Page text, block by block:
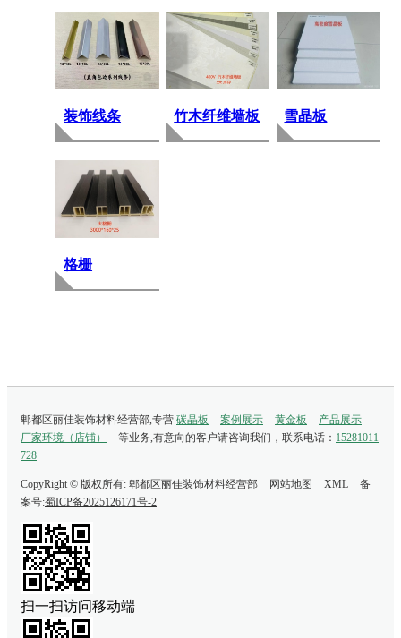
装饰线条 竹木纤维墙板 雪晶板
格栅
郫都区丽佳装饰材料经营部,专营 碳晶板 案例展示 黄金板
产品展示
厂家环境（店铺）
等业务,有意向的客户请咨询我们，联系电话： 15281011
728
CopyRight © 版权所有: 郫都区丽佳装饰材料经营部 网站地图 XML
备
案号:蜀ICP备2025126171号-2
扫一扫访问移动端